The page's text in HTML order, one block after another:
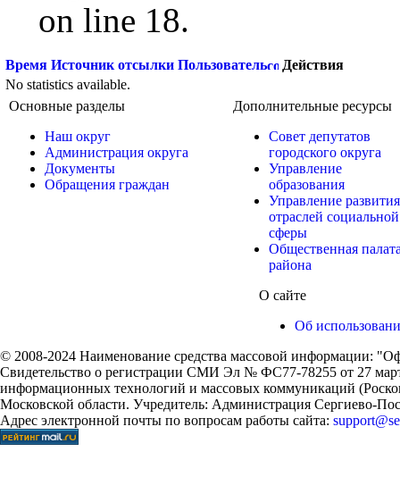
on line 18.
Время Источник отсылки Пользователь
Действия
No statistics available.
Основные разделы
Наш округ
Администрация округа
Документы
Обращения граждан
Дополнительные ресурсы
Совет депутатов
городского округа
Управление
образования
Управление развития
отраслей социальной
сферы
Общественная
района
О сайте
Об
© 2008-2024 Наименование средства массовой информации:
Свидетельство о регистрации СМИ Эл № ФС77-78255 от 27
информационных технологий и массовых коммуникаций
Московской области. Учредитель: Администрация Сергиево-
Адрес электронной почты по вопросам работы сайта: